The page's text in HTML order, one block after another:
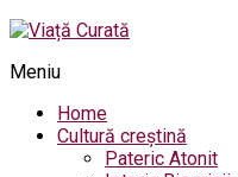
Meniu
Home
Cultură creștină
Pateric Atonit